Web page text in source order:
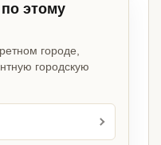
этому
городе,
городскую